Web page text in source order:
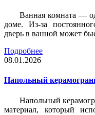
Ванная комната —
доме. Из-за
дверь в ванной может
Подробнее
08.01.2026
Напольный
Напольный
материал, который